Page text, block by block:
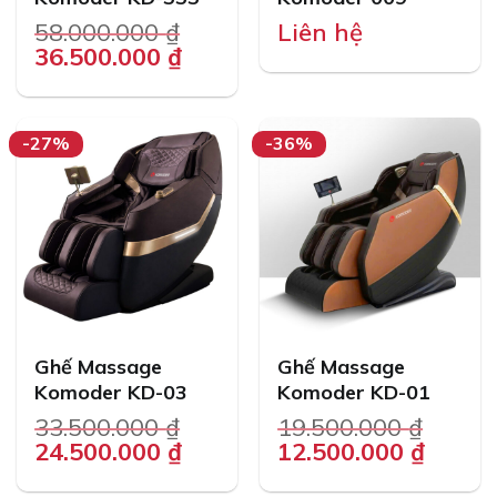
58.000.000₫
Original
was:
58.000.000 ₫.
36.500.000 ₫Current
is:
36.500.000 ₫.
Liên hệ
-27%
Ghế Massage
Komoder KD-03
33.500.000₫
Original
24.500.000 ₫Current
-36%
Ghế Massage
Komoder KD-01
19.500.000₫
Original
12.500.000 ₫